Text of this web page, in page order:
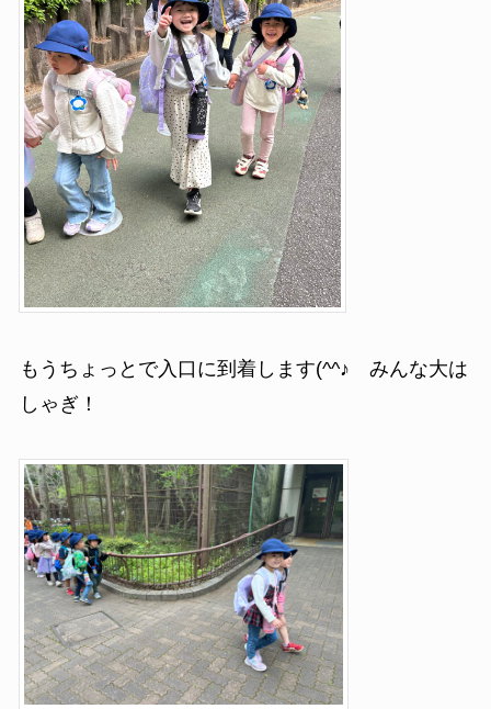
もうちょっとで入口に到着します(^^♪ みんな大は
しゃぎ！